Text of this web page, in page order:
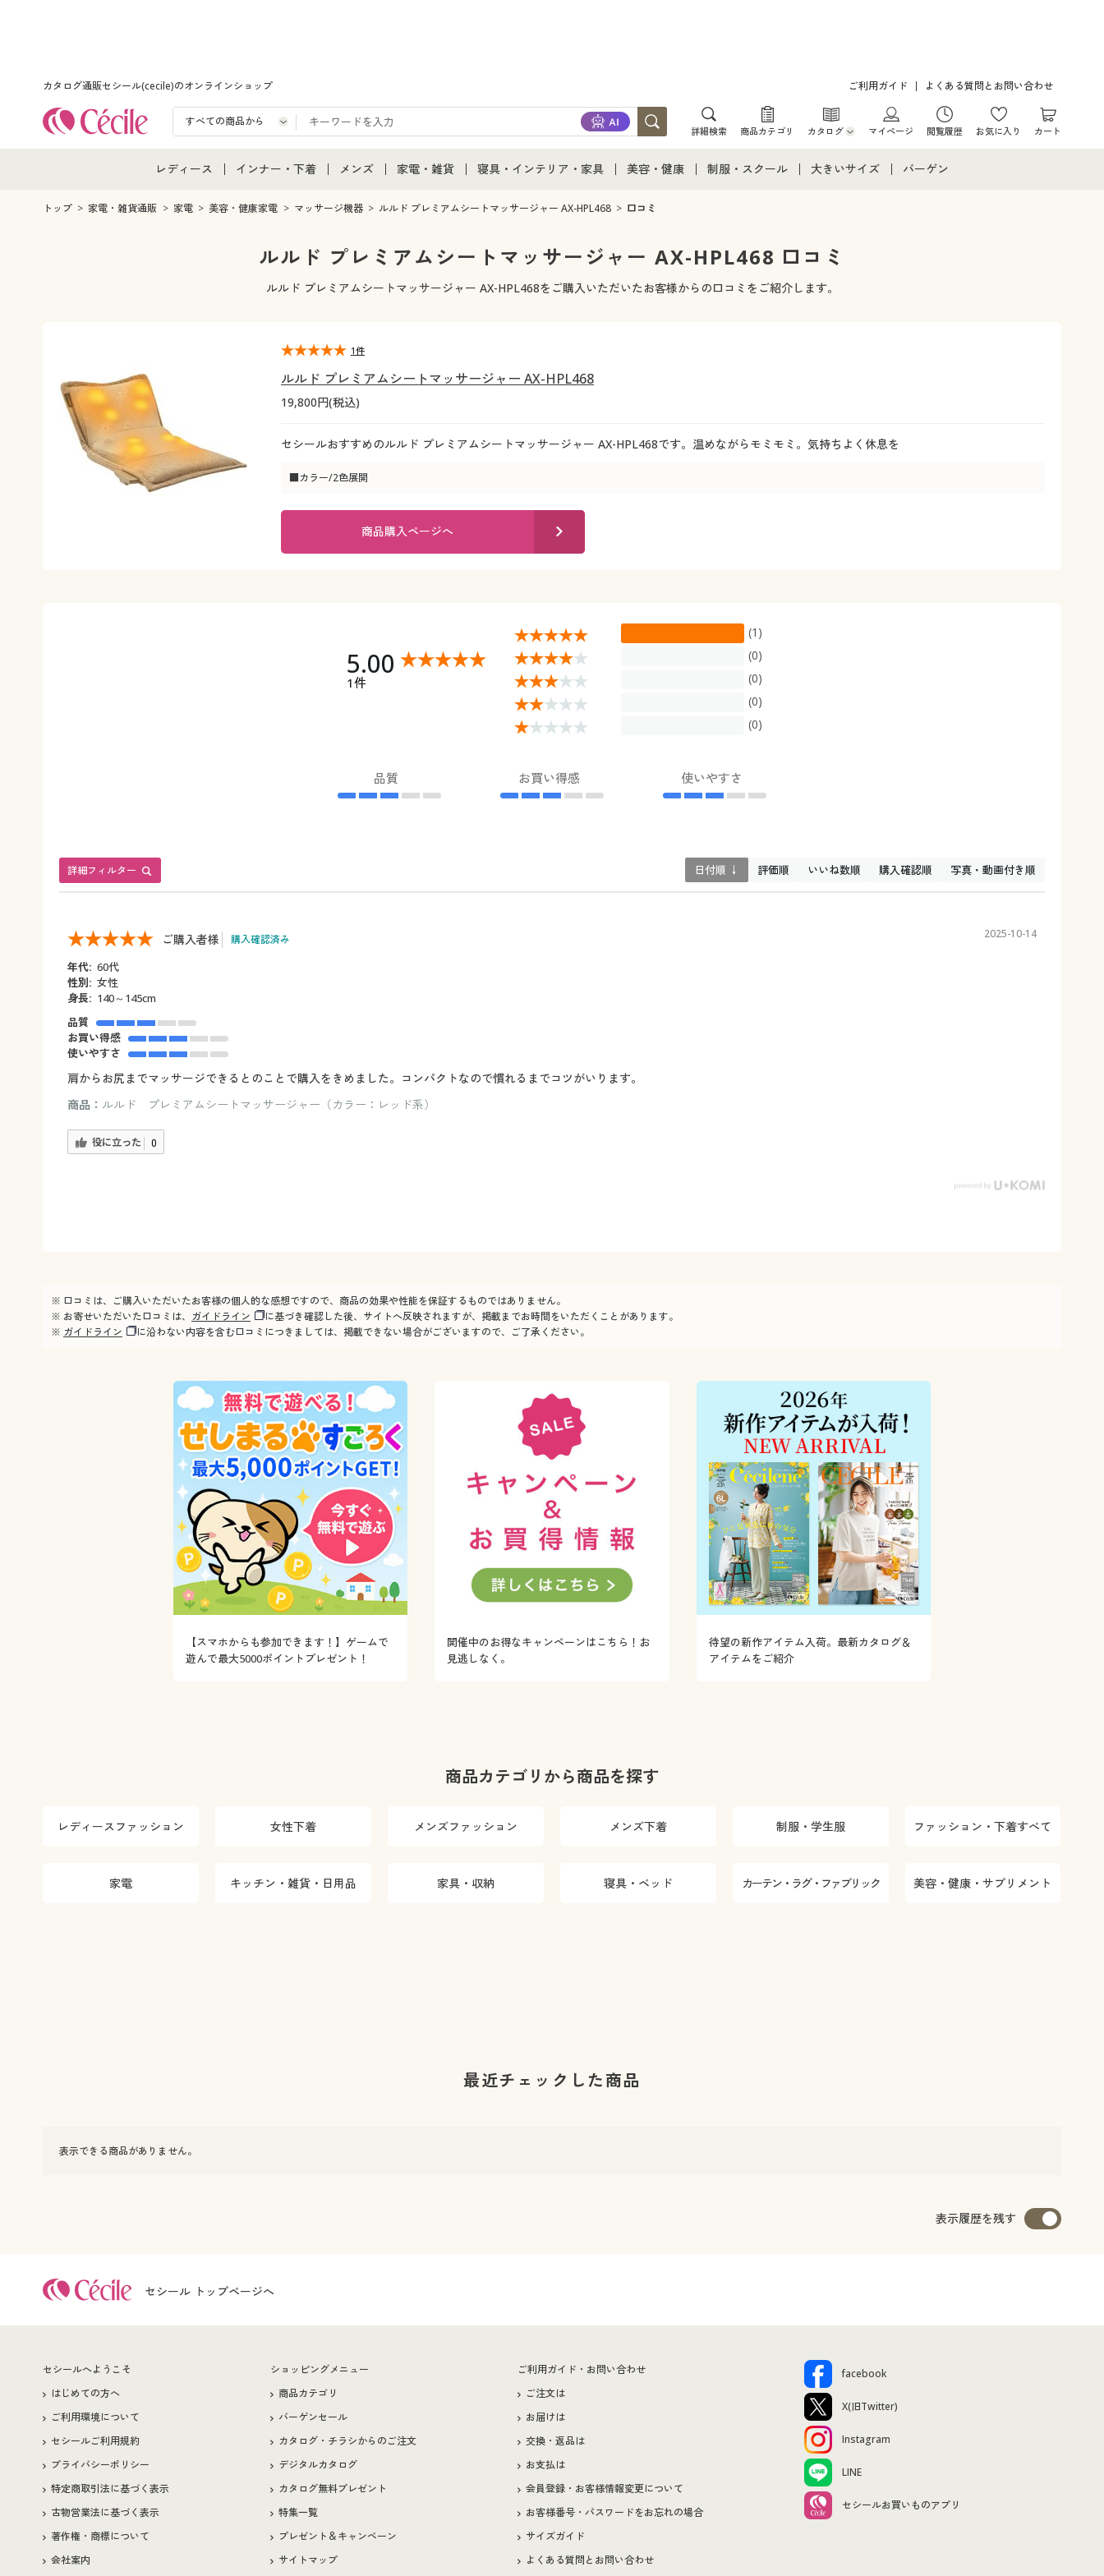
カタログ通販セシール(cecile)のオンラインショップ ご利用ガイド よくある質問とお問い合わせ
詳細検索 商品カテゴリ カタログ
カタログ・チラシからのご注文
マイページ 閲覧履歴 お気に入り カート
レディース
レディース通販すべて
インナー・下着
インナー・下着通販すべて
メンズ下着
メンズ
メンズ通販すべて
メンズファッション
メンズ下着
家電・雑貨
家電・雑貨すべて
キッチン・雑貨・日用品
寝具・インテリア・家具
寝具・インテリア・家具通販すべて
家具・収納
寝具・ベッド
美容・健康
美容・健康通販すべて
制服・スクール
ジュニア・ティーンズ下着
大きいサイズ
大きいサイズ レディース服
大きいサイズ レディース下着
バーゲン
トップ 家電・雑貨通販 家電 美容・健康家電 マッサージ機器 ルルド プレミアムシートマッサージャー AX-HPL468 口コミ
ルルド プレミアムシートマッサージャー AX-HPL468 口コミ
ルルド プレミアムシートマッサージャー AX-HPL468をご購入いただいたお客様からの口コミをご紹介します。
ルルド プレミアムシートマッサージャー AX-HPL468
19,800円(税込)
セシールおすすめのルルド プレミアムシートマッサージャー AX-HPL468です。温めながらモミモミ。気持ちよく休息を
■カラー/2色展開
1件
商品購入ページへ
5.00
1件
(1)
(0)
(0)
(0)
(0)
品質 お買い得感 使いやすさ
詳細フィルター 日付順 ↓ 評価順 いいね数順 購入確認順 写真・動画付き順
ご購入者様 購入確認済み 2025-10-14
年代: 60代
性別: 女性
身長: 140～145cm
品質
お買い得感
使いやすさ
肩からお尻までマッサージできるとのことで購入をきめました。コンパクトなので慣れるまでコツがいります。
商品： ルルド プレミアムシートマッサージャー（カラー：レッド系）
役に立った 0
※ 口コミは、ご購入いただいたお客様の個人的な感想ですので、商品の効果や性能を保証するものではありません。
※ お寄せいただいた口コミは、 ガイドライン
に基づき確認した後、サイトへ反映されますが、掲載までお時間をいただくことがあります。
※ ガイドライン に沿わない内容を含む口コミにつきましては、掲載できない場合がございますので、ご了承ください。
【スマホからも参加できます！】ゲームで
遊んで最大5000ポイントプレゼント！
開催中のお得なキャンペーンはこちら！お
見逃しなく。
待望の新作アイテム入荷。最新カタログ＆
アイテムをご紹介
商品カテゴリから商品を探す
レディースファッション 女性下着 メンズファッション メンズ下着 制服・学生服 ファッション・下着すべて
家電 キッチン・雑貨・日用品 家具・収納 寝具・ベッド カーテン・ラグ・ファブリック 美容・健康・サプリメント
最近チェックした商品
表示できる商品がありません。
表示履歴を残す
セシール トップページへ
セシールへようこそ
はじめての方へ
ご利用環境について
セシールご利用規約
プライバシーポリシー
特定商取引法に基づく表示
古物営業法に基づく表示
著作権・商標について
会社案内
ショッピングメニュー
商品カテゴリ
バーゲンセール
カタログ・チラシからのご注文
デジタルカタログ
カタログ無料プレゼント
特集一覧
プレゼント＆キャンペーン
サイトマップ
ご利用ガイド・お問い合わせ
ご注文は
お届けは
交換・返品は
お支払は
会員登録・お客様情報変更について
お客様番号・パスワードをお忘れの場合
サイズガイド
よくある質問とお問い合わせ
facebook
X(旧Twitter)
Instagram
LINE
セシールお買いものアプリ